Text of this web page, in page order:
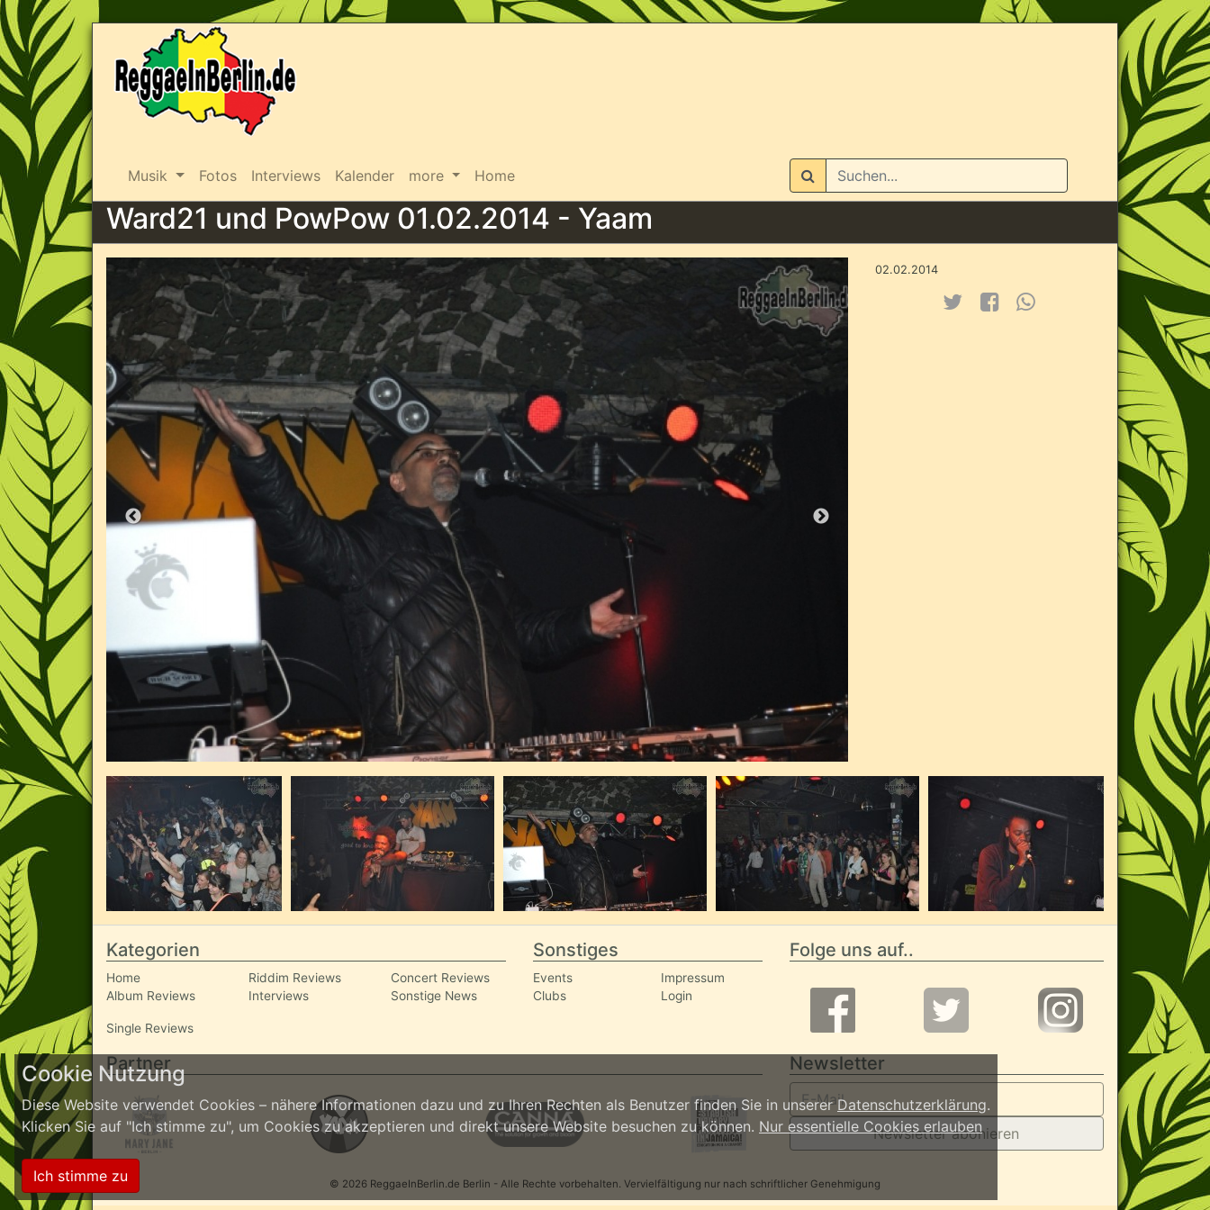
Musik Fotos Interviews Kalender more Home
Suchen
Ward21 und PowPow 01.02.2014 - Yaam
02.02.2014
Kategorien
Home
Album Reviews
Riddim Reviews
Interviews
Concert Reviews
Sonstige News
Single Reviews
Sonstiges
Events
Clubs
Impressum
Login
Folge uns auf..
Partner Newsletter
Newsletter abonieren
© 2026 ReggaeInBerlin.de Berlin - Alle Rechte vorbehalten. Vervielfältigung nur nach schriftlicher Genehmigung
Cookie Nutzung
Diese Website verwendet Cookies – nähere Informationen dazu und zu Ihren Rechten als Benutzer finden Sie in unsererDatenschutzerklärung.
Klicken Sie auf "Ich stimme zu", um Cookies zu akzeptieren und direkt unsere Website besuchen zu können. Nur essentielle Cookies erlauben
Ich stimme zu